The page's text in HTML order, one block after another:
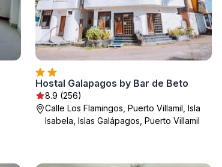
Hostal Galapagos by Bar de Beto
8.9 (256)
Calle Los Flamingos, Puerto Villamil, Isla
Isabela, Islas Galápagos, Puerto Villamil